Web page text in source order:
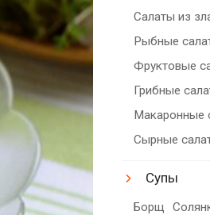
Салаты из
Рыбные
Фруктовые
Грибные
Макаронные
Сырные
Супы
Борщ